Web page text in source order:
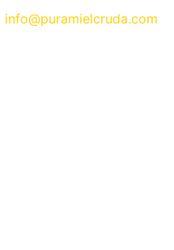
info@puramielcruda.com